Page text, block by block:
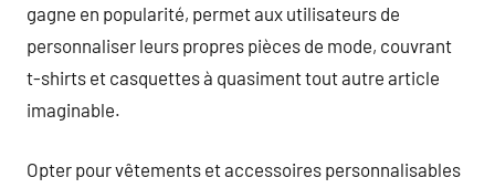
gagne en popularité, permet aux utilisateurs de
personnaliser leurs propres pièces de mode, couvrant
t-shirts et casquettes à quasiment tout autre article
imaginable.
Opter pour vêtements et accessoires personnalisables